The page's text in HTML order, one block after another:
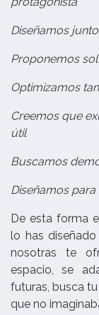
Diseñamos
Proponemos
Optimizamos
Creemos que
útil
Buscamos
Diseñamos
De esta forma
lo has
nosotras te
espacio, se
futuras, busca
que no